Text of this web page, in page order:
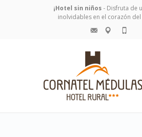
¡Hotel sin niños - Disfruta de
inolvidables en el corazón